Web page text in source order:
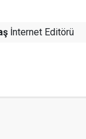
İnternet Editörü